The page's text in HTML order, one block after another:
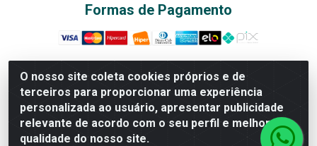
O nosso site coleta cookies próprios e de
terceiros para proporcionar uma experiência
personalizada ao usuário, apresentar publicidade
relevante de acordo com o seu perfil e melhorar a
qualidade do nosso site.
Formas de Pagamento
Rede Brasil - Avenida Universitária, nº 3860, Jardim das
Américas II Etapa - Anápolis/GO - CEP 75070-415 -
CNPJ 07.728.073/0002-24